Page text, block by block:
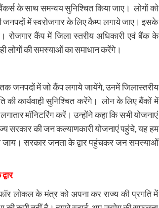
के साथ समन्वय सुनिश्चित किया जाए। लोगों को
में स्वरोजगार के लिए कैम्प लगाये जाए। इसके
रोजगार कैंप में जिला स्तरीय अधिकारी एवं बैंक के
लोगों की समस्याओं का समाधान करेंगे।
तक जनपदों में जो कैंप लगाये जायेंगे, उनमें जिलास्तरीय
कार्यवाही सुनिश्चित करेंगे। लोन के लिए बैंकों में
मॉनिटरिंग करें। उन्होंने कहा कि सभी योजनाएं
सरकार की जन कल्याणकारी योजनाएं पहुंचे, यह हम
जाय। सरकार जनता के द्वार पहुंचकर जन समस्याओं
लोकल के मंत्र को अपना कर राज्य की प्रगति में